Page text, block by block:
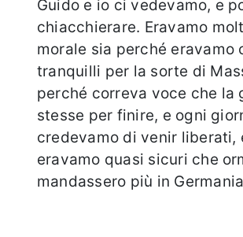
Guido e io ci vedevamo, e
chiacchierare. Eravamo
morale sia perché eravamo
tranquilli per la sorte di
perché correva voce che la
stesse per finire, e ogni
credevamo di venir liberati,
eravamo quasi sicuri che
mandassero più in